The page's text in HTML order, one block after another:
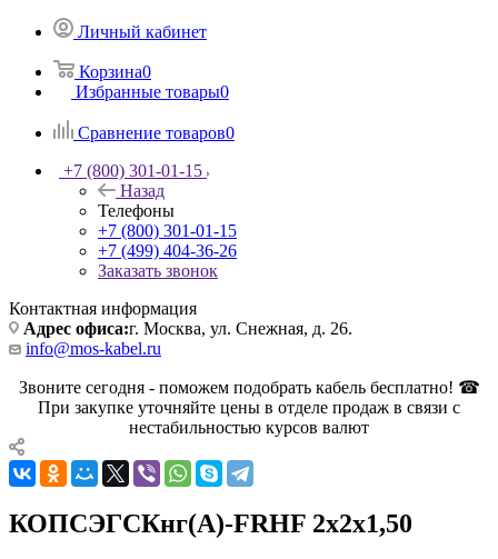
Личный кабинет
Корзина0
Избранные товары0
Сравнение товаров0
+7 (800) 301-01-15
Назад
Телефоны
+7 (800) 301-01-15
+7 (499) 404-36-26
Заказать звонок
Контактная информация
Адрес офиса:г. Москва, ул. Снежная, д. 26.
info@mos-kabel.ru
Звоните сегодня - поможем подобрать кабель бесплатно! ☎
При закупке уточняйте цены в отделе продаж в связи с
нестабильностью курсов валют
КОПСЭГСКнг(А)-FRHF 2х2х1,50